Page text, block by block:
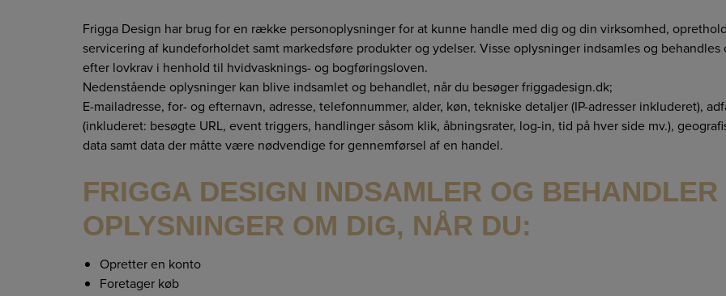
Frigga Design har brug for en række personoplysninger for at kunne handle med dig og din virksomhed,
servicering af kundeforholdet samt markedsføre produkter og ydelser. Visse oplysninger indsamles og behandles
efter lovkrav i henhold til hvidvasknings- og bogføringsloven.
Nedenstående oplysninger kan blive indsamlet og behandlet, når du besøger friggadesign.dk;
E-mailadresse, for- og efternavn, adresse, telefonnummer, alder, køn, tekniske detaljer (IP-adresser inkluderet),
(inkluderet: besøgte URL, event triggers, handlinger såsom klik, åbningsrater, log-in, tid på hver side mv.),
data samt data der måtte være nødvendige for gennemførsel af en handel.
FRIGGA DESIGN INDSAMLER OG BEHANDLER
OPLYSNINGER OM DIG, NÅR DU:
Opretter en konto
Foretager køb